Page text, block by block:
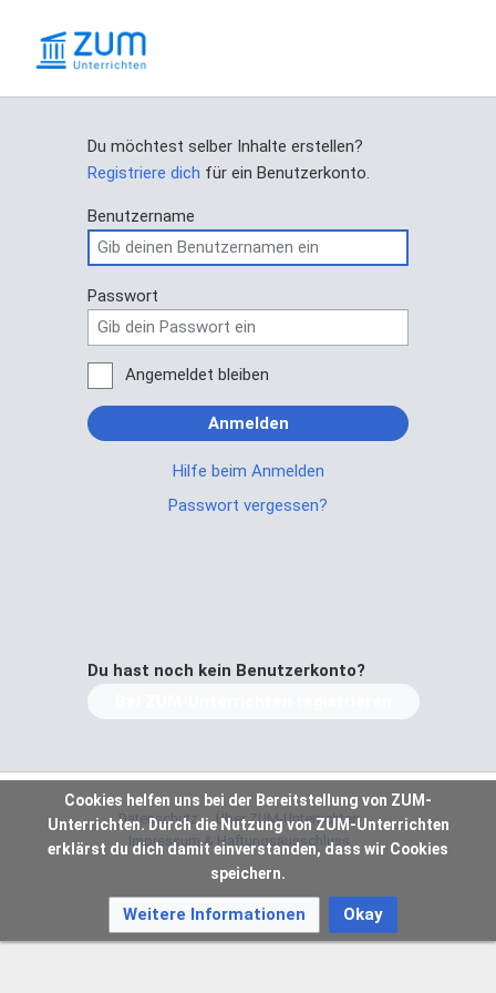
Du möchtest selber Inhalte erstellen?
Registriere dich für ein Benutzerkonto.
Benutzername
Passwort
Angemeldet bleiben
Anmelden
Hilfe beim Anmelden
Passwort vergessen?
Du hast noch kein Benutzerkonto?
Datenschutz
Über ZUM-Unterrichten
Impressum & Haftungsausschluss
Cookies helfen uns bei der Bereitstellung von ZUM-
Unterrichten. Durch die Nutzung von ZUM-Unterrichten
erklärst du dich damit einverstanden, dass wir Cookies
speichern.
Weitere Informationen Okay